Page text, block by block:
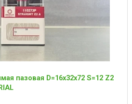
пазовая D=16x32x72 S=12 Z2